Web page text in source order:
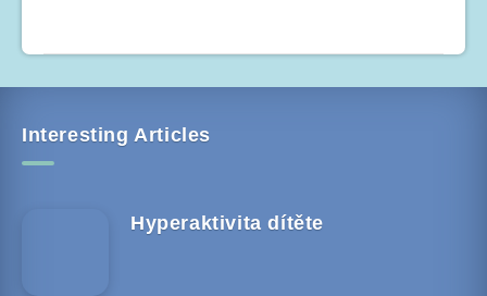
Interesting Articles
Hyperaktivita dítěte